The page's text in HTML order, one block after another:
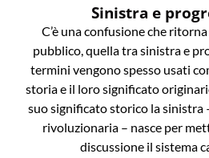
Sinistra e
C’è una confusione che
pubblico, quella tra sinistra e
termini vengono spesso usati
storia e il loro significato
suo significato storico la sinistra
rivoluzionaria – nasce per
discussione il sistema